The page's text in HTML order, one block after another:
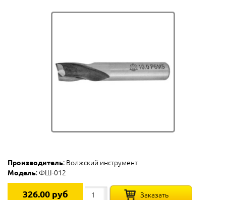
Производитель: Волжский инструмент
Модель: ФШ-012
326.00 руб